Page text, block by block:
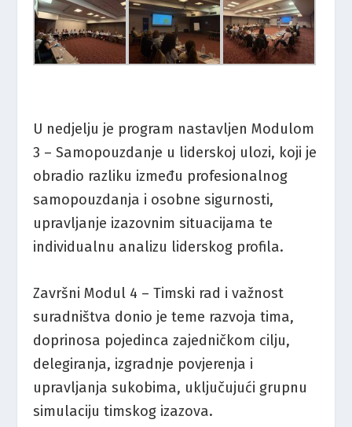
U nedjelju je program nastavljen Modulom
3 – Samopouzdanje u liderskoj ulozi, koji je
obradio razliku između profesionalnog
samopouzdanja i osobne sigurnosti,
upravljanje izazovnim situacijama te
individualnu analizu liderskog profila.
Završni Modul 4 – Timski rad i važnost
suradništva donio je teme razvoja tima,
doprinosa pojedinca zajedničkom cilju,
delegiranja, izgradnje povjerenja i
upravljanja sukobima, uključujući grupnu
simulaciju timskog izazova.